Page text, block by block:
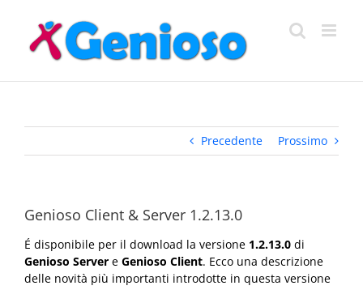
contenuto
Precedente Prossimo
Genioso Client & Server 1.2.13.0
É disponibile per il download la versione 1.2.13.0 di
Genioso Server e Genioso Client. Ecco una descrizione
delle novità più importanti introdotte in questa versione